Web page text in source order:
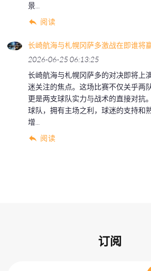
景...
阅读
长崎航海与札幌冈萨多激战在即谁将
2026-06-25 06:13:25
长崎航海与札幌冈萨多的对决即将上
迷关注的焦点。这场比赛不仅关乎两
更是两支球队实力与战术的直接对抗
球队，拥有主场之利，球迷的支持和
增...
阅读
订阅